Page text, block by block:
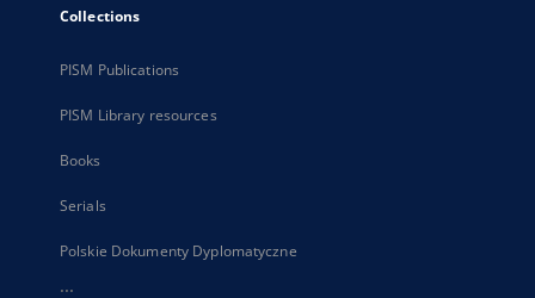
Collections
PISM Publications
PISM Library resources
Books
Serials
Polskie Dokumenty Dyplomatyczne
...